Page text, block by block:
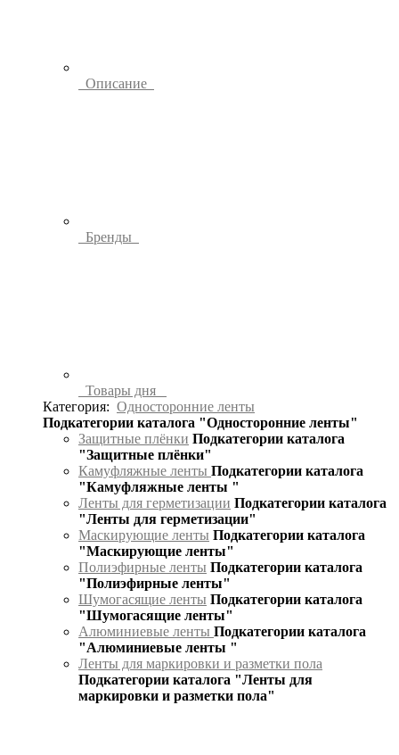
Описание
Бренды
Товары дня
Категория: Односторонние ленты
Подкатегории каталога "Односторонние ленты"
Защитные плёнки Подкатегории каталога
"Защитные плёнки"
Камуфляжные ленты Подкатегории каталога
"Камуфляжные ленты "
Ленты для герметизации Подкатегории каталога
"Ленты для герметизации"
Маскирующие ленты Подкатегории каталога
"Маскирующие ленты"
Полиэфирные ленты Подкатегории каталога
"Полиэфирные ленты"
Шумогасящие ленты Подкатегории каталога
"Шумогасящие ленты"
Алюминиевые ленты Подкатегории каталога
"Алюминиевые ленты "
Ленты для маркировки и разметки пола
Подкатегории каталога "Ленты для
маркировки и разметки пола"